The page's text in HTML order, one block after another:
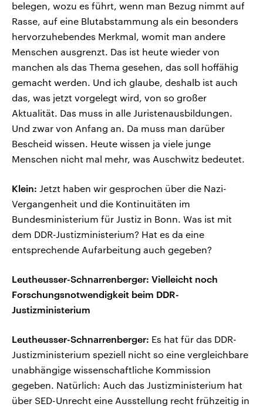
belegen, wozu es führt, wenn man Bezug nimmt auf
Rasse, auf eine Blutabstammung als ein besonders
hervorzuhebendes Merkmal, womit man andere
Menschen ausgrenzt. Das ist heute wieder von
manchen als das Thema gesehen, das soll hoffähig
gemacht werden. Und ich glaube, deshalb ist auch
das, was jetzt vorgelegt wird, von so großer
Aktualität. Das muss in alle Juristenausbildungen.
Und zwar von Anfang an. Da muss man darüber
Bescheid wissen. Heute wissen ja viele junge
Menschen nicht mal mehr, was Auschwitz bedeutet.
Klein: Jetzt haben wir gesprochen über die Nazi-
Vergangenheit und die Kontinuitäten im
Bundesministerium für Justiz in Bonn. Was ist mit
dem DDR-Justizministerium? Hat es da eine
entsprechende Aufarbeitung auch gegeben?
Leutheusser-Schnarrenberger: Vielleicht noch
Forschungsnotwendigkeit beim DDR-
Justizministerium
Leutheusser-Schnarrenberger: Es hat für das DDR-
Justizministerium speziell nicht so eine vergleichbare
unabhängige wissenschaftliche Kommission
gegeben. Natürlich: Auch das Justizministerium hat
über SED-Unrecht eine Ausstellung recht frühzeitig in